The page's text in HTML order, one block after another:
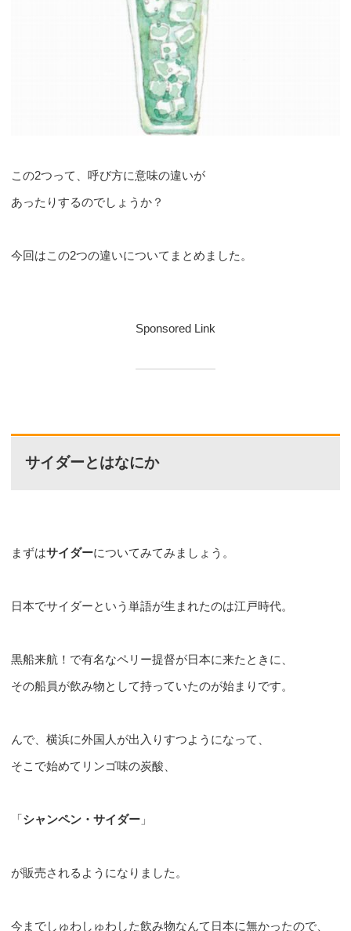
この2つって、呼び方に意味の違いが
あったりするのでしょうか？
今回はこの2つの違いについてまとめました。
Sponsored Link
サイダーとはなにか
まずはサイダーについてみてみましょう。
日本でサイダーという単語が生まれたのは江戸時代。
黒船来航！で有名なペリー提督が日本に来たときに、
その船員が飲み物として持っていたのが始まりです。
んで、横浜に外国人が出入りすつようになって、
そこで始めてリンゴ味の炭酸、
「シャンペン・サイダー 」
が販売されるようになりました。
今までしゅわしゅわした飲み物なんて日本に無かったので、